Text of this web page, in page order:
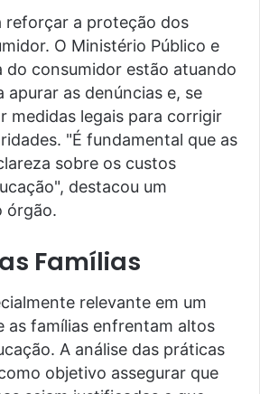
reforçar a proteção dos
O Ministério Público e
do consumidor estão atuando
apurar as denúncias e, se
medidas legais para corrigir
"É fundamental que as
sobre os custos
destacou um
órgão.
Famílias
relevante em um
as famílias enfrentam altos
A análise das práticas
objetivo assegurar que